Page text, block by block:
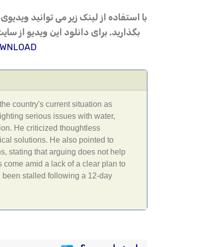
با استفاده از لینک زیر می توانید
بگذارید. برای دانلود این ویدیو از
country's current situation as
serious issues with water,
He criticized thoughtless
solutions. He also pointed to
stating that arguing does not help
amid a lack of a clear plan to
stalled following a 12-day